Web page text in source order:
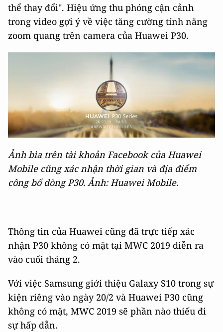
thể thay đổi". Hiệu ứng thu phóng cận cảnh
trong video gợi ý về việc tăng cường tính năng
zoom quang trên camera của Huawei P30.
Ảnh bìa trên tài khoản Facebook của Huawei
Mobile cũng xác nhận thời gian và địa điểm
công bố dòng P30. Ảnh: Huawei Mobile.
Thông tin của Huawei cũng đã trực tiếp xác
nhận P30 không có mặt tại MWC 2019 diễn ra
vào cuối tháng 2.
Với việc Samsung giới thiệu Galaxy S10 trong sự
kiện riêng vào ngày 20/2 và Huawei P30 cũng
không có mặt, MWC 2019 sẽ phần nào thiếu đi
sự hấp dẫn.